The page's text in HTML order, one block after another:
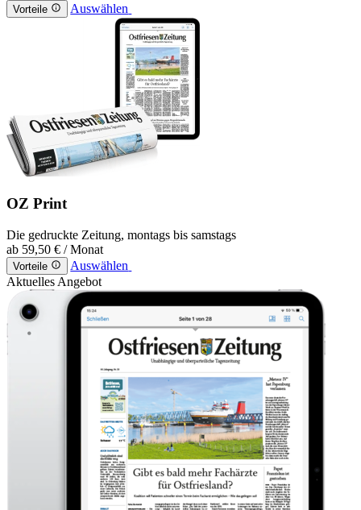
Vorteile Auswählen
OZ Print
Die gedruckte Zeitung, montags bis samstags
ab 59,50 € / Monat
Vorteile
Auswählen
Aktuelles Angebot